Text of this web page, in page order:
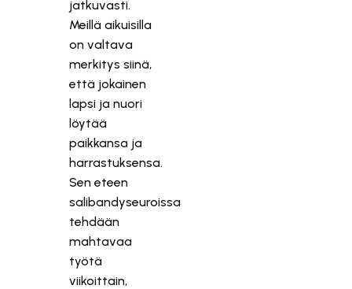
jatkuvasti.
Meillä aikuisilla
on valtava
merkitys siinä,
että jokainen
lapsi ja nuori
löytää
paikkansa ja
harrastuksensa.
Sen eteen
salibandyseuroissa
tehdään
mahtavaa
työtä
viikoittain,